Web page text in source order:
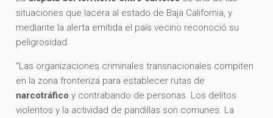
situaciones que lacera al estado de Baja California, y
mediante la alerta emitida el país vecino reconoció su
peligrosidad.
“Las organizaciones criminales transnacionales compiten
en la zona fronteriza para establecer rutas de
narcotráfico y contrabando de personas. Los delitos
violentos y la actividad de pandillas son comunes. La